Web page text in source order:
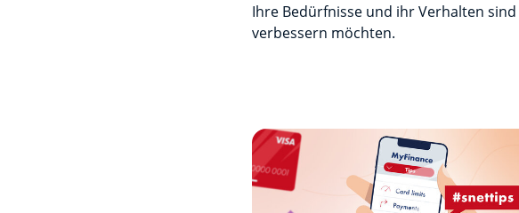
Ihre Bedürfnisse und ihr Verhalten
verbessern möchten.